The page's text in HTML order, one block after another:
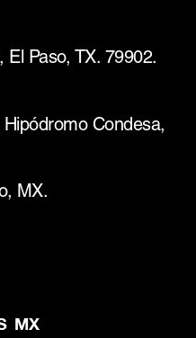
Paso, TX. 79902.
Condesa,
MX.
MX